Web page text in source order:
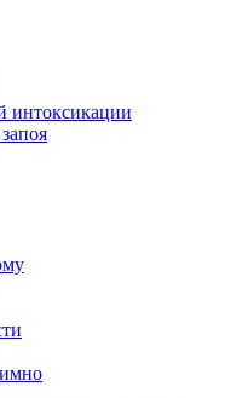
интоксикации